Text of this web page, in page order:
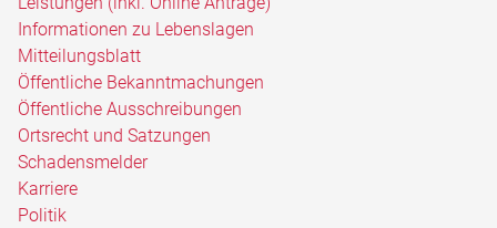
Informationen zu Lebenslagen
Mitteilungsblatt
Öffentliche Bekanntmachungen
Öffentliche Ausschreibungen
Ortsrecht und Satzungen
Schadensmelder
Karriere
Politik